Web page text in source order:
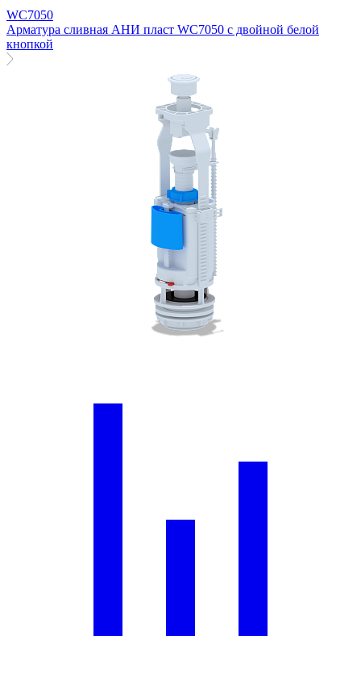
WC7050
Арматура сливная АНИ пласт WC7050 с двойной белой
кнопкой